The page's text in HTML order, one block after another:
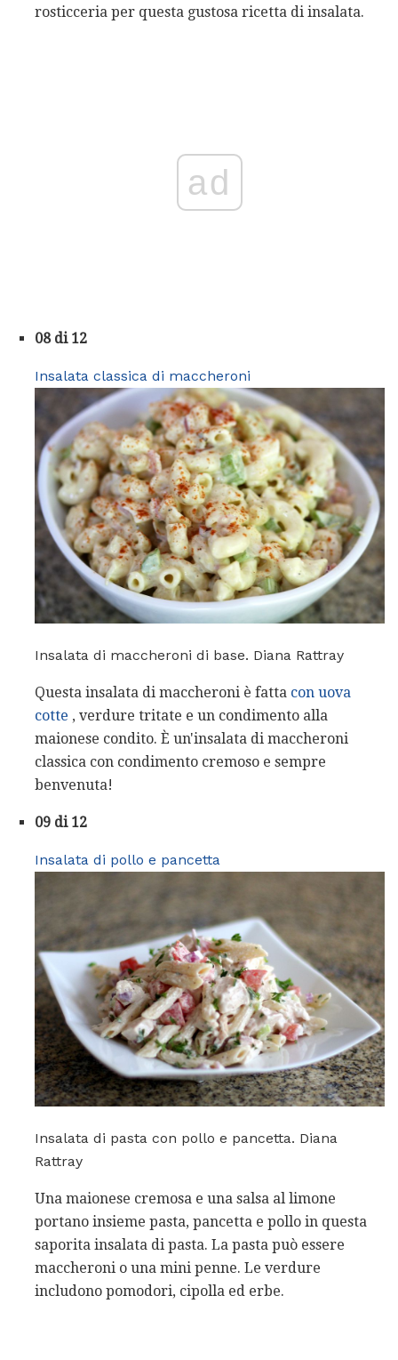
rosticceria per questa gustosa ricetta di insalata.
ad
08 di 12
Insalata classica di maccheroni
Insalata di maccheroni di base. Diana Rattray
Questa insalata di maccheroni è fatta con uova
cotte , verdure tritate e un condimento alla
maionese condito. È un'insalata di maccheroni
classica con condimento cremoso e sempre
benvenuta!
09 di 12
Insalata di pollo e pancetta
Insalata di pasta con pollo e pancetta. Diana
Rattray
Una maionese cremosa e una salsa al limone
portano insieme pasta, pancetta e pollo in questa
saporita insalata di pasta. La pasta può essere
maccheroni o una mini penne. Le verdure
includono pomodori, cipolla ed erbe.